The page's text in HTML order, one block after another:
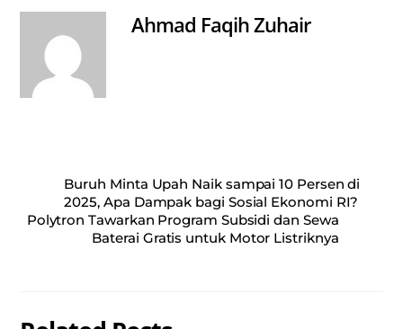
pp Ahmad Faqih Zuhair
Buruh Minta Upah Naik sampai 10 Persen di
2025, Apa Dampak bagi Sosial Ekonomi RI?
Polytron Tawarkan Program Subsidi dan Sewa
Baterai Gratis untuk Motor Listriknya